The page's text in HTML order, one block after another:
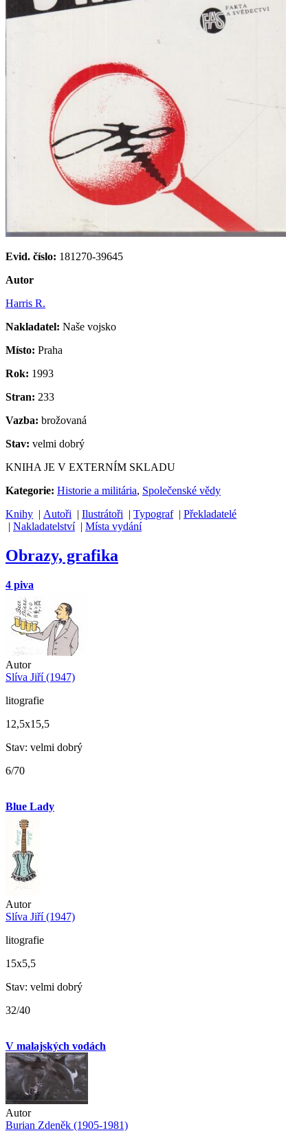
Evid. číslo: 181270-39645
Autor
Harris R.
Nakladatel: Naše vojsko
Místo: Praha
Rok: 1993
Stran: 233
Vazba: brožovaná
Stav: velmi dobrý
KNIHA JE V EXTERNÍM SKLADU
Kategorie: Historie a militária, Společenské vědy
Knihy | Autoři | Ilustrátoři | Typograf| Překladatelé
| Nakladatelství| Místa vydání
Obrazy, grafika
4 piva
Autor
Slíva Jiří (1947)
litografie
12,5x15,5
Stav: velmi dobrý
6/70
Blue Lady
Autor
Slíva Jiří (1947)
litografie
15x5,5
Stav: velmi dobrý
32/40
V malajských vodách
Autor
Burian Zdeněk (1905-1981)